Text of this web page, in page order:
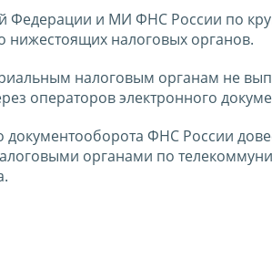
Федерации и МИ ФНС России по
нижестоящих налоговых органов.
налоговым органам не
операторов электронного
ФНС России
органами по